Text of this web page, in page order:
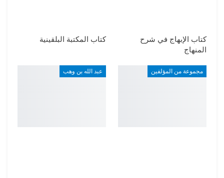
كتاب الإبهاج في شرح
المنهاج
كتاب المكتبة البلقينية
مجموعة من المؤلفين عبد الله بن وهب